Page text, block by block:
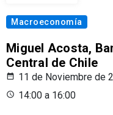
Macroeconomía
Miguel Acosta,
Central de Chile
11 de Noviembre de
14:00 a 16:00